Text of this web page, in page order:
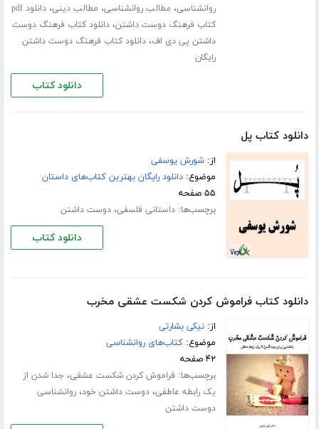
روانشناسی، مطالب روانشناسی، مطالب دینی،
دانلود pdf
کتاب فرهنگ دوست داشتن،دانلود کتاب فرهنگ دوست
داشتن پی دی اف،دانلود کتاب فرهنگ دوست داشتن
رایگان
دانلود کتاب
دانلود کتاب پل
از:شورش یوسفی
موضوع:دانلود رایگان بهترین کتاب‌های داستان
۵۵ صفحه
برچسب‌ها:داستانی فلسفی،دوست داشتن
دانلود کتاب
دانلود کتاب فراموش کردن شکست عشقی مخرب
از:نیکی بشارتی
موضوع:کتاب‌های روانشناسی
۴۲ صفحه
برچسب‌ها: فراموش کردن شکست عشقی، جدا شدن از
یک رابطه عاطفی،دوست داشتن خود،روانشناسی
دوست داشتن